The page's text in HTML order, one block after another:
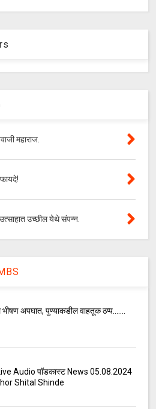
महाराज.
उच्छील येथे संपन्न.
अपघात, पुण्याकडील वाहतूक ठप्प.......
Live Audio पॉडकास्ट News 05.08.2024
Shital Shinde